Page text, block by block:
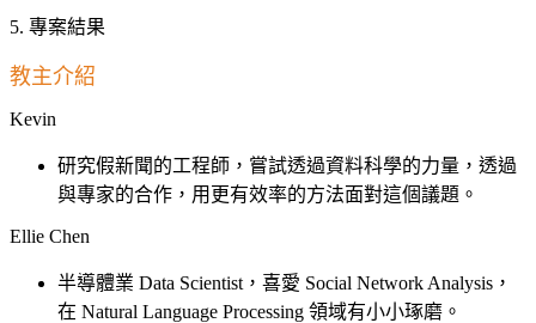
5. 專案結果
教主介紹
Kevin
研究假新聞的工程師，嘗試透過資料科學的力量，透過
與專家的合作，用更有效率的方法面對這個議題。
Ellie Chen
半導體業 Data Scientist，喜愛 Social Network Analysis，
在 Natural Language Processing 領域有小小琢磨。